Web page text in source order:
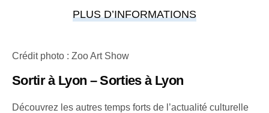
PLUS D’INFORMATIONS
Crédit photo : Zoo Art Show
Sortir à Lyon – Sorties à Lyon
Découvrez les autres temps forts de l’actualité culturelle